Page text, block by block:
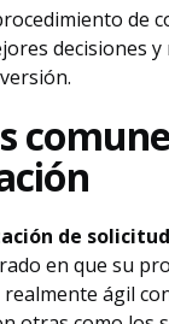
de
decisiones y
de
en que su
ágil